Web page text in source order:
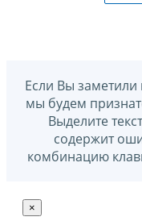
Если Вы заметили
мы будем
Выделите
содержит
комбинацию
×